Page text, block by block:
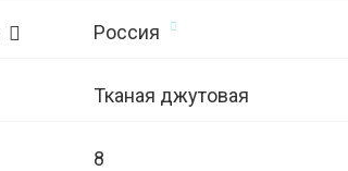
Россия
Тканая джутовая
8